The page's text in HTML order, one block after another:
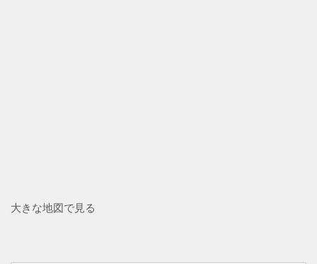
大きな地図で見る